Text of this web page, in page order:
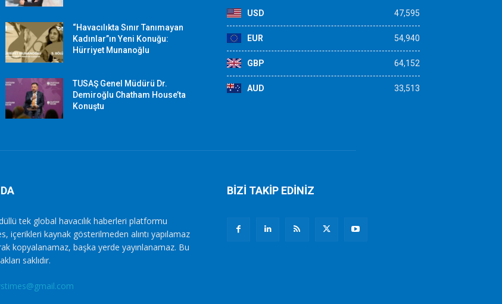
“Havacılıkta Sınır Tanımayan
Kadınlar”ın Yeni Konuğu:
Hürriyet Munanoğlu
TUSAŞ Genel Müdürü Dr.
Demiroğlu Chatham House’ta
Konuştu
USD 47,595
EUR 54,940
GBP 64,152
AUD 33,513
tek global havacılık haberleri platformu
içerikleri kaynak gösterilmeden alıntı yapılamaz
kopyalanamaz, başka yerde yayınlanamaz. Bu
saklıdır.
BİZİ TAKİP EDİNİZ